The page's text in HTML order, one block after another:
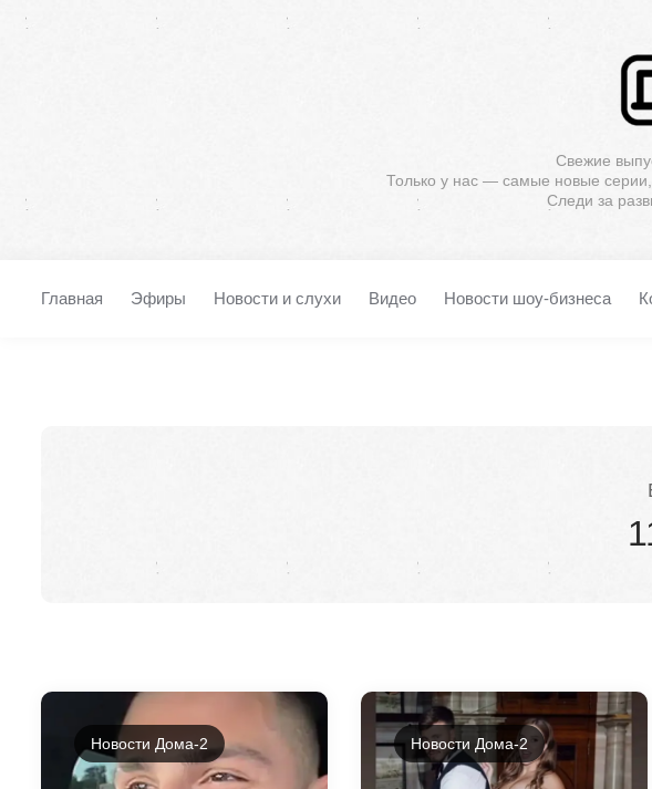
Свежие
Только у нас — самые новые
Следи за
Главная Эфиры Новости и слухи Видео Новости шоу-бизнеса
Новости Дома-2 Новости Дома-2